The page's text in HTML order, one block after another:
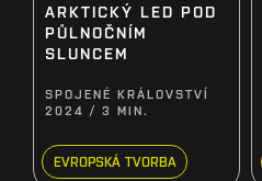
ARKTICKÝ LED POD
PŮLNOČNÍM
SLUNCEM
SPOJENÉ KRÁLOVSTVÍ
2024 / 3 MIN.
EVROPSKÁ TVORBA